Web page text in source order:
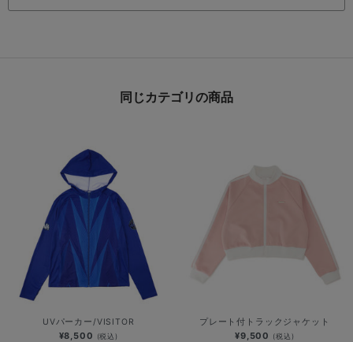
同じカテゴリの商品
UVパーカー/VISITOR
¥8,500 (税込)
プレート付トラックジャケット
¥9,500 (税込)